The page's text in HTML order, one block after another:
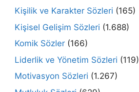
Kişilik ve Karakter Sözleri (165)
Kişisel Gelişim Sözleri (1.688)
Komik Sözler (166)
Liderlik ve Yönetim Sözleri (119)
Motivasyon Sözleri (1.267)